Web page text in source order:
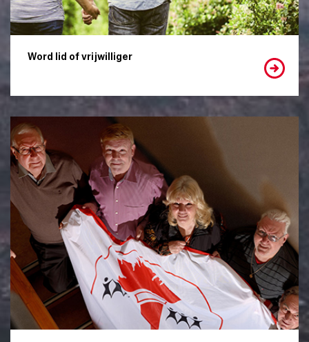
Word lid of vrijwilliger